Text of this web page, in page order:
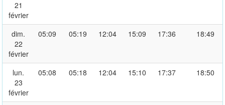
21
février
dim.
22
février
05:09 05:19 12:04 15:09 17:36 18:49
lun.
23
février
05:08 05:18 12:04 15:10 17:37 18:50